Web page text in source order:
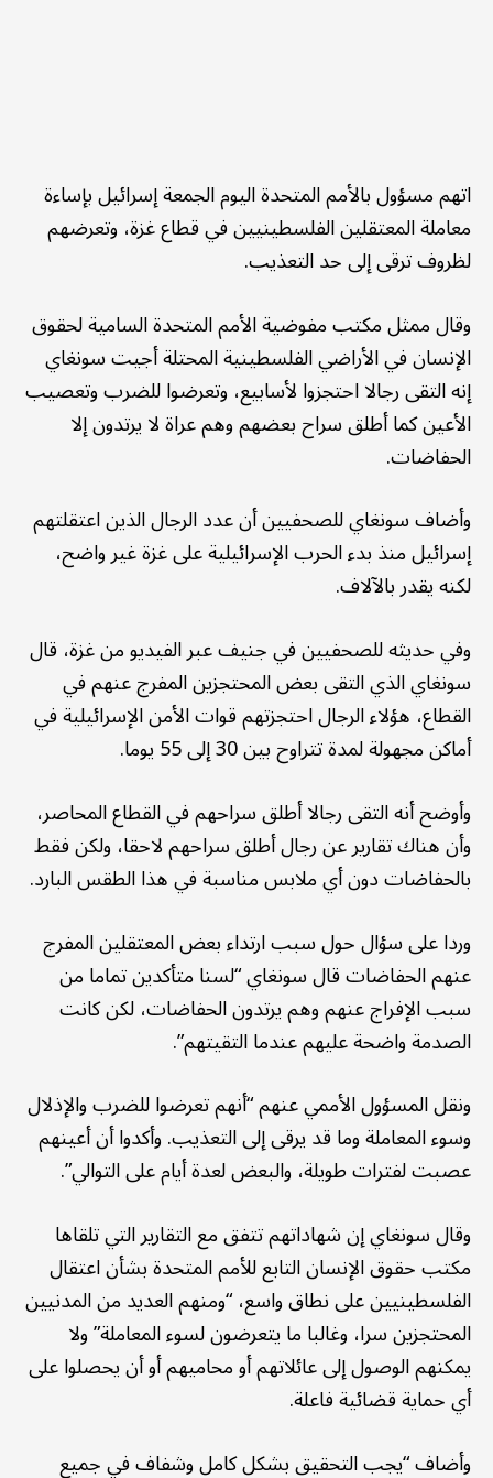
اتهم مسؤول بالأمم المتحدة اليوم الجمعة إسرائيل بإساءة
معاملة المعتقلين الفلسطينيين في قطاع غزة، وتعرضهم
لظروف ترقى إلى حد التعذيب.
وقال ممثل مكتب مفوضية الأمم المتحدة السامية لحقوق
الإنسان في الأراضي الفلسطينية المحتلة أجيت سونغاي
إنه التقى رجالا احتجزوا لأسابيع، وتعرضوا للضرب وتعصيب
الأعين كما أطلق سراح بعضهم وهم عراة لا يرتدون إلا
الحفاضات.
وأضاف سونغاي للصحفيين أن عدد الرجال الذين اعتقلتهم
إسرائيل منذ بدء الحرب الإسرائيلية على غزة غير واضح،
لكنه يقدر بالآلاف.
وفي حديثه للصحفيين في جنيف عبر الفيديو من غزة، قال
سونغاي الذي التقى بعض المحتجزين المفرج عنهم في
القطاع، هؤلاء الرجال احتجزتهم قوات الأمن الإسرائيلية في
أماكن مجهولة لمدة تتراوح بين 30 إلى 55 يوما.
وأوضح أنه التقى رجالا أطلق سراحهم في القطاع المحاصر،
وأن هناك تقارير عن رجال أطلق سراحهم لاحقا، ولكن فقط
بالحفاضات دون أي ملابس مناسبة في هذا الطقس البارد.
وردا على سؤال حول سبب ارتداء بعض المعتقلين المفرج
عنهم الحفاضات قال سونغاي “لسنا متأكدين تماما من
سبب الإفراج عنهم وهم يرتدون الحفاضات، لكن كانت
الصدمة واضحة عليهم عندما التقيتهم”.
ونقل المسؤول الأممي عنهم “أنهم تعرضوا للضرب والإذلال
وسوء المعاملة وما قد يرقى إلى التعذيب. وأكدوا أن أعينهم
عصبت لفترات طويلة، والبعض لعدة أيام على التوالي”.
وقال سونغاي إن شهاداتهم تتفق مع التقارير التي تلقاها
مكتب حقوق الإنسان التابع للأمم المتحدة بشأن اعتقال
الفلسطينيين على نطاق واسع، “ومنهم العديد من المدنيين
المحتجزين سرا، وغالبا ما يتعرضون لسوء المعاملة” ولا
يمكنهم الوصول إلى عائلاتهم أو محاميهم أو أن يحصلوا على
أي حماية قضائية فاعلة.
وأضاف “يجب التحقيق بشكل كامل وشفاف في جميع